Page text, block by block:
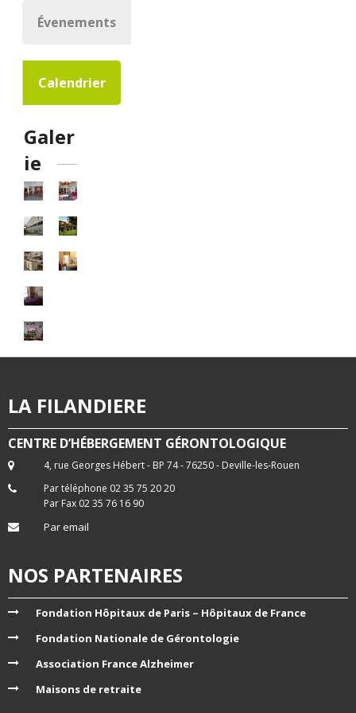
Évenements
Calendrier
Galer
ie
LA FILANDIERE
CENTRE D’HÉBERGEMENT GÉRONTOLOGIQUE
4, rue Georges Hébert - BP 74 - 76250 - Deville-les-Rouen
Par téléphone 02 35 75 20 20
Par Fax 02 35 76 16 90
Par email
NOS PARTENAIRES
Fondation Hôpitaux de Paris – Hôpitaux de France
Fondation Nationale de Gérontologie
Association France Alzheimer
Maisons de retraite